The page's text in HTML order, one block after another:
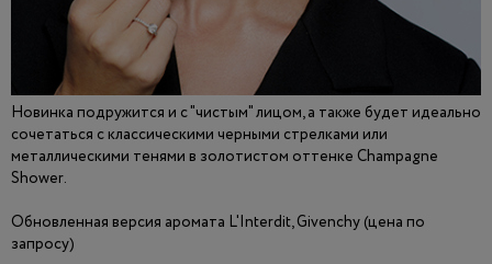
Новинка подружится и с "чистым" лицом, а также будет идеально
сочетаться с классическими черными стрелками или
металлическими тенями в золотистом оттенке Champagne
Shower.
Обновленная версия аромата L'Interdit, Givenchy (цена по
запросу)